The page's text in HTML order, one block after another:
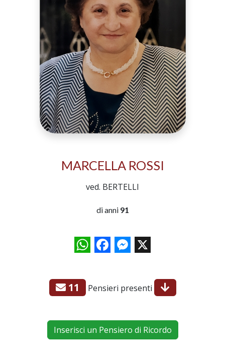
MARCELLA ROSSI
ved. BERTELLI
di anni 91
WhatsAppFacebookMessenger
X
11 Pensieri presenti
Inserisci un Pensiero di Ricordo